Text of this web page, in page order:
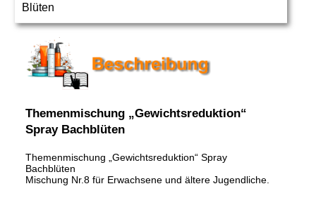
Blüten
Themenmischung „Gewichtsreduktion“
Spray Bachblüten
Themenmischung „Gewichtsreduktion“ Spray
Bachblüten
Mischung Nr.8 für Erwachsene und ältere Jugendliche.